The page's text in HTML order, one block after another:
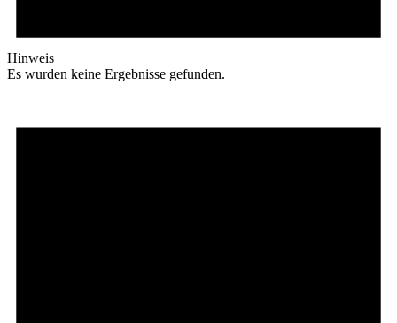
Hinweis
Es wurden keine Ergebnisse gefunden.